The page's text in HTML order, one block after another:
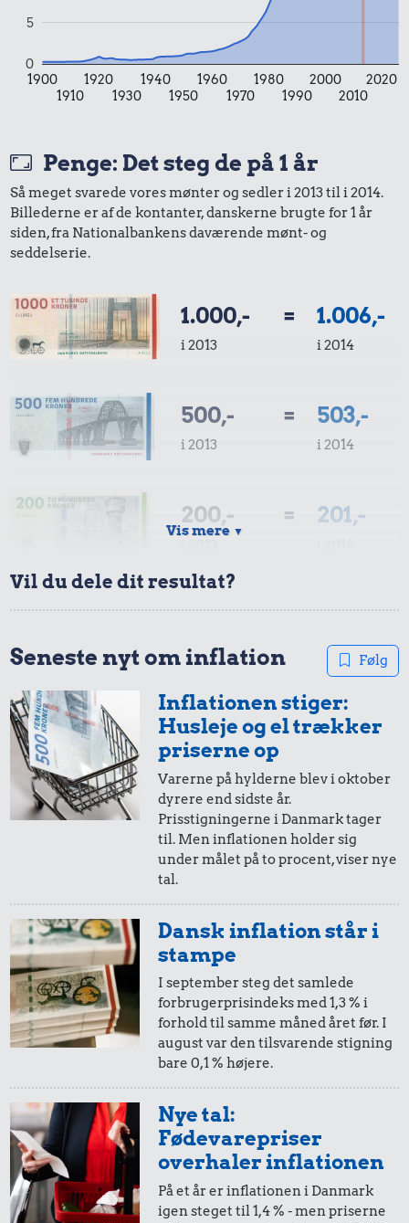
19 kr.
Samlet pris i 2014
datidskroner er på baggrund af forbrugerprisindekset fra
Danmarks Statistik.
1900
1910
1920
1930
1940
1950
1960
1970
1980
1990
2000
2010
2020
0
5
Penge: Det steg de på 1 år
Så meget svarede vores mønter og sedler i 2013 til i 2014.
Billederne er af de kontanter, danskerne brugte for 1 år
siden, fra Nationalbankens daværende mønt- og
seddelserie.
1.000,-
i 2013
= 1.006,-
i 2014
500,-
i 2013
= 503,-
i 2014
200,- = 201,-
100,-
i 2013
= 101,-
i 2014
50,-
i 2013
= 50,-
20,-
i 2013
= 20,-
i 2014
10,-
5,-
i 2013
= 5,-
i 2014
2,-
i 2013 i 2014
1,- = 1,-
Vis mere ▼
Vil du dele dit resultat?
Seneste nyt om inflation Følg
Inflationen stiger:
Husleje og el trækker
priserne op
Varerne på hylderne blev i oktober
dyrere end sidste år.
Prisstigningerne i Danmark tager
til. Men inflationen holder sig
under målet på to procent, viser nye
tal.
Dansk inflation står i
stampe
I september steg det samlede
forbrugerprisindeks med 1,3 % i
forhold til samme måned året før. I
august var den tilsvarende stigning
bare 0,1 % højere.
Nye tal:
Fødevarepriser
overhaler inflationen
På et år er inflationen i Danmark
igen steget til 1,4 % - men priserne